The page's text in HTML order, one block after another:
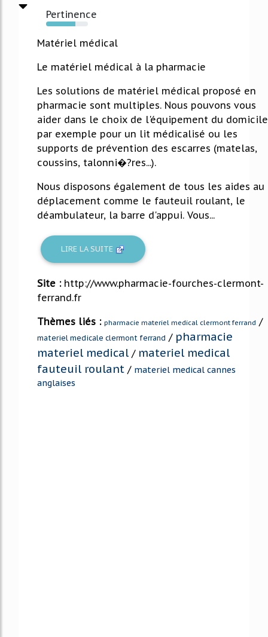
Pertinence
70%
Matériel médical
Le matériel médical à la pharmacie
Les solutions de matériel médical proposé en
pharmacie sont multiples. Nous pouvons vous
aider dans le choix de l'équipement du domicile
par exemple pour un lit médicalisé ou les
supports de prévention des escarres (matelas,
coussins, talonni�?res...).
Nous disposons également de tous les aides au
déplacement comme le fauteuil roulant, le
déambulateur, la barre d'appui. Vous...
LIRE LA SUITE
Site : http://www.pharmacie-fourches-clermont-
ferrand.fr
Thèmes liés : pharmacie materiel medical clermont ferrand /
materiel medicale clermont ferrand / pharmacie
materiel medical / materiel medical
fauteuil roulant / materiel medical cannes
anglaises